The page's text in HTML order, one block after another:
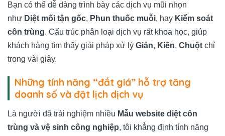
Bạn có thể dễ dàng trình bày các dịch vụ mũi nhọn
như Diệt mối tận gốc, Phun thuốc muỗi, hay Kiểm soát
côn trùng. Cấu trúc phân loại dịch vụ rất khoa học, giúp
khách hàng tìm thấy giải pháp xử lý Gián, Kiến, Chuột chỉ
trong vài giây.
Những tính năng “đắt giá” hỗ trợ tăng
doanh số và đặt lịch dịch vụ
Là người đã trải nghiệm nhiều Mẫu website diệt côn
trùng và vệ sinh công nghiệp, tôi khẳng định tính năng